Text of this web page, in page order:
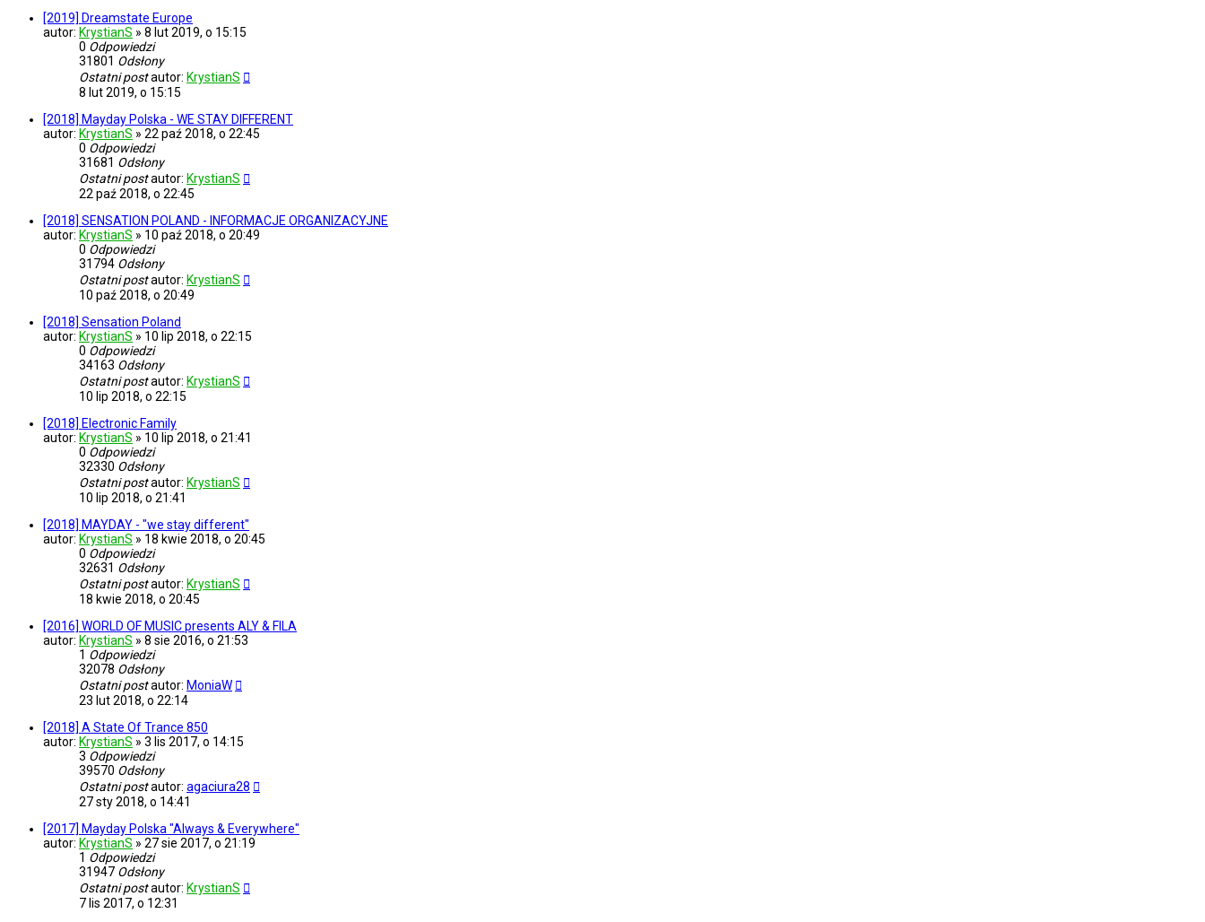
[2019] Dreamstate Europe
autor: KrystianS » 8 lut 2019, o 15:15
0 Odpowiedzi
31801 Odsłony
Ostatni postautor: KrystianS
8 lut 2019, o 15:15
[2018] Mayday Polska - WE STAY DIFFERENT
autor: KrystianS » 22 paź 2018, o 22:45
0 Odpowiedzi
31681 Odsłony
Ostatni postautor: KrystianS
22 paź 2018, o 22:45
[2018] SENSATION POLAND - INFORMACJE ORGANIZACYJNE
autor: KrystianS » 10 paź 2018, o 20:49
0 Odpowiedzi
31794 Odsłony
Ostatni postautor: KrystianS
10 paź 2018, o 20:49
[2018] Sensation Poland
autor: KrystianS » 10 lip 2018, o 22:15
0 Odpowiedzi
34163 Odsłony
Ostatni postautor: KrystianS
10 lip 2018, o 22:15
[2018] Electronic Family
autor: KrystianS » 10 lip 2018, o 21:41
0 Odpowiedzi
32330 Odsłony
Ostatni postautor: KrystianS
10 lip 2018, o 21:41
[2018] MAYDAY - "we stay different"
autor: KrystianS » 18 kwie 2018, o 20:45
0 Odpowiedzi
32631 Odsłony
Ostatni postautor: KrystianS
18 kwie 2018, o 20:45
[2016] WORLD OF MUSIC presents ALY & FILA
autor: KrystianS » 8 sie 2016, o 21:53
1 Odpowiedzi
32078 Odsłony
Ostatni postautor: MoniaW
23 lut 2018, o 22:14
[2018] A State Of Trance 850
autor: KrystianS » 3 lis 2017, o 14:15
3 Odpowiedzi
39570 Odsłony
Ostatni postautor: agaciura28
27 sty 2018, o 14:41
[2017] Mayday Polska "Always & Everywhere"
autor: KrystianS » 27 sie 2017, o 21:19
1 Odpowiedzi
31947 Odsłony
Ostatni postautor: KrystianS
7 lis 2017, o 12:31